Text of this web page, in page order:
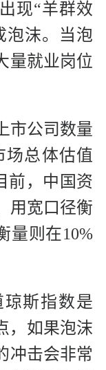
现“羊群效
泡沫。当泡
量就业岗位
市公司数量
场总体估值
前，中国资
用宽口径衡
量则在10%
琼斯指数是
，如果泡沫
冲击会非常